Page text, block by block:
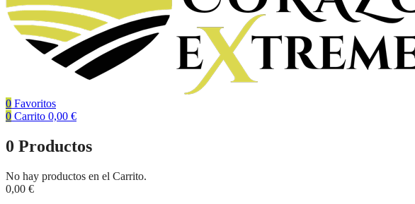
0 Favoritos
0 Carrito 0,00 €
0 Productos
No hay productos en el Carrito.
0,00 €